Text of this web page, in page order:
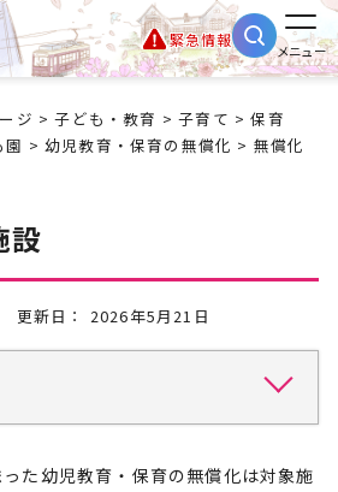
緊急情報
メニュー
ジ >子ども・教育 >子育て >保育
>幼児教育・保育の無償化 > 無償化
設
更新日： 2026年5月21日
た幼児教育・保育の無償化は対象施